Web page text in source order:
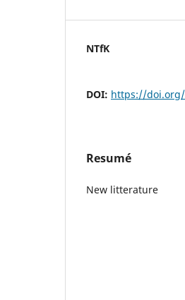
NTfK
DOI: https://doi.org/
Resumé
New litterature